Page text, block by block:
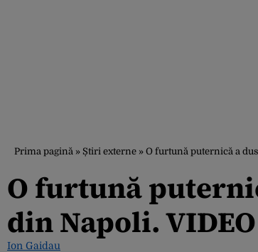
Prima pagină » Știri externe » O furtună puternică a
O furtună
din Napoli. VIDEO
Ion Gaidau